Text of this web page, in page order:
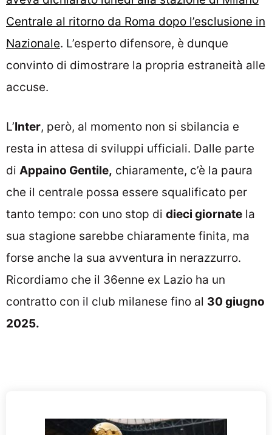
Centrale al ritorno da Roma dopo l’esclusione in
Nazionale. L’esperto difensore, è dunque
convinto di dimostrare la propria estraneità alle
accuse.
L’Inter, però, al momento non si sbilancia e
resta in attesa di sviluppi ufficiali. Dalle parte
di Appaino Gentile, chiaramente, c’è la paura
che il centrale possa essere squalificato per
tanto tempo: con uno stop di dieci giornate la
sua stagione sarebbe chiaramente finita, ma
forse anche la sua avventura in nerazzurro.
Ricordiamo che il 36enne ex Lazio ha un
contratto con il club milanese fino al 30 giugno
2025.